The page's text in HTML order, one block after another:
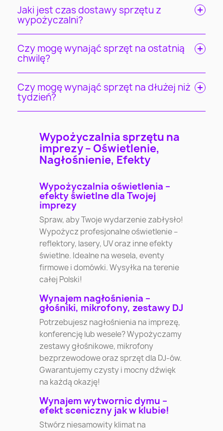
Jaki jest czas dostawy sprzętu z
wypożyczalni?
Czy mogę wynająć sprzęt na ostatnią
chwilę?
Czy mogę wynająć sprzęt na dłużej niż
tydzień?
Wypożyczalnia sprzętu na
imprezy – Oświetlenie,
Nagłośnienie, Efekty
Wypożyczalnia oświetlenia –
efekty świetlne dla Twojej
imprezy
Spraw, aby Twoje wydarzenie zabłysło!
Wypożycz profesjonalne oświetlenie –
reflektory, lasery, UV oraz inne efekty
świetlne. Idealne na wesela, eventy
firmowe i domówki. Wysyłka na terenie
całej Polski!
Wynajem nagłośnienia –
głośniki, mikrofony, zestawy DJ
Potrzebujesz nagłośnienia na imprezę,
konferencję lub wesele? Wypożyczamy
zestawy głośnikowe, mikrofony
bezprzewodowe oraz sprzęt dla DJ-ów.
Gwarantujemy czysty i mocny dźwięk
na każdą okazję!
Wynajem wytwornic dymu –
efekt sceniczny jak w klubie!
Stwórz niesamowity klimat na